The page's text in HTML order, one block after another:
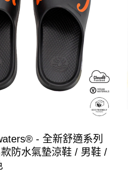
- 全新舒適系列
防水氣墊涼鞋 / 男鞋 /